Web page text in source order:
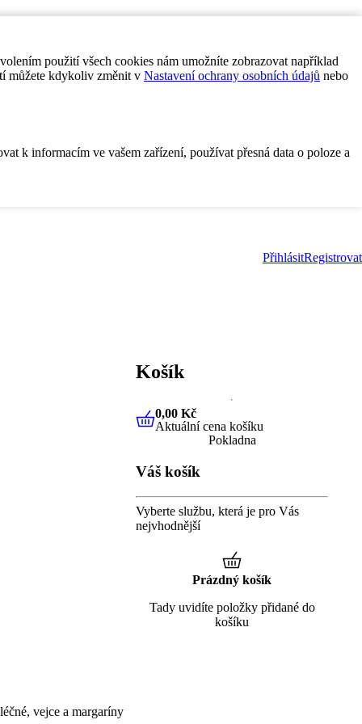
použití všech cookies nám umožníte zobrazovat například
můžete kdykoliv změnit v Nastavení ochrany osobních údajů nebo
k informacím ve vašem zařízení, používat přesná data o poloze a
PřihlásitRegistrovat
vejce a margaríny
Košík
0,00 KčAktuální cena košíku
0,00 Kč
Aktuální cena košíku
Pokladna
Váš košík
Vyberte službu, která je pro Vás
nejvhodnější
Prázdný košík
Tady uvidíte položky přidané do
košíku